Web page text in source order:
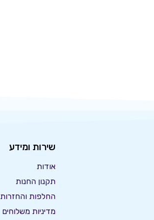
שירות ומידע
אודות
תקנון החנות
החלפות והחזרות
מדיניות משלוחים